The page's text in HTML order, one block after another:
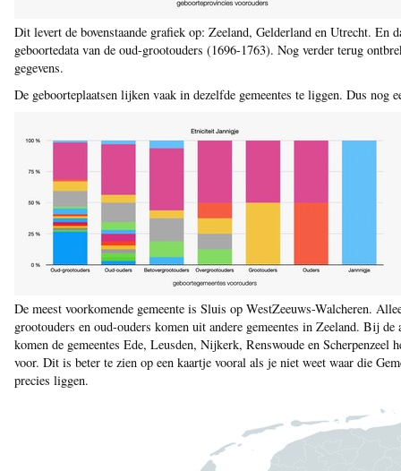
Dit levert de bovenstaande grafiek op: Zeeland, Gelderland en Utrecht. En
geboortedata van de oud-grootouders (1696-1763). Nog verder terug
gegevens.
De geboorteplaatsen lijken vaak in dezelfde gemeentes te liggen. Dus nog
De meest voorkomende gemeente is Sluis op WestZeeuws-Walcheren.
grootouders en oud-ouders komen uit andere gemeentes in Zeeland. Bij de
komen de gemeentes Ede, Leusden, Nijkerk, Renswoude en Scherpenzeel
voor. Dit is beter te zien op een kaartje vooral als je niet weet waar die
precies liggen.